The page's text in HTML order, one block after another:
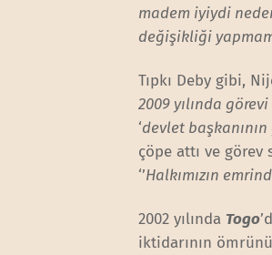
madem iyiydi
değişikliği
Tıpkı Deby gibi,
2009 yılında
‘devlet
çöpe attı ve görev
‘’Halkımızın
2002 yılında Togo
iktidarının